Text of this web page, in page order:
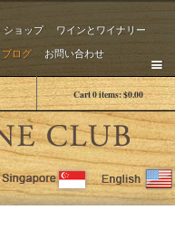
ショップ
ワインとワイナリー
ブログ お問い合わせ
Cart0items:$0.00
The